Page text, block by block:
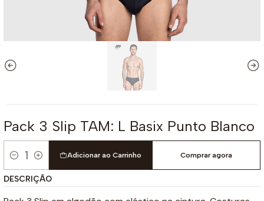
Pack 3 Slip TAM: L Basix Punto Blanco
Quantidade
Adicionar ao Carrinho Comprar agora
DESCRIÇÃO